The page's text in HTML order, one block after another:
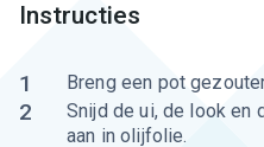
Instructies
1 Breng een pot
2
Snijd de ui, de look en
aan in olijfolie.